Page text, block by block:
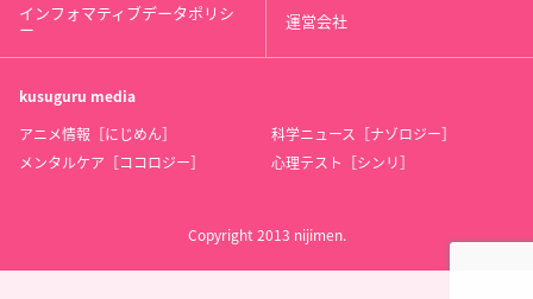
インフォマティブデータポリシ
ー 運営会社
kusuguru media
アニメ情報［にじめん］
科学ニュース［ナゾロジー］
メンタルケア［ココロジー］
心理テスト［シンリ］
Copyright 2013 nijimen.